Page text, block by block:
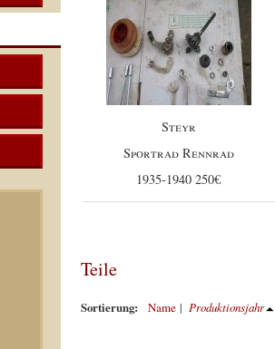
Steyr
Sportrad Rennrad
1935-1940 250€
Teile
Sortierung: Name| Produktionsjahr